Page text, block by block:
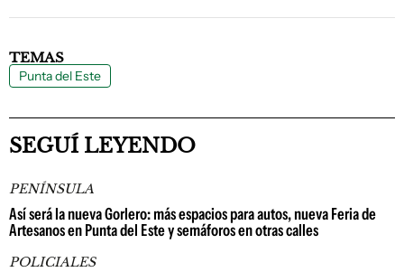
TEMAS
Punta del Este
SEGUÍ LEYENDO
PENÍNSULA
Así será la nueva Gorlero: más espacios para autos, nueva Feria de
Artesanos en Punta del Este y semáforos en otras calles
POLICIALES